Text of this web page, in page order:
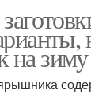
на зиму